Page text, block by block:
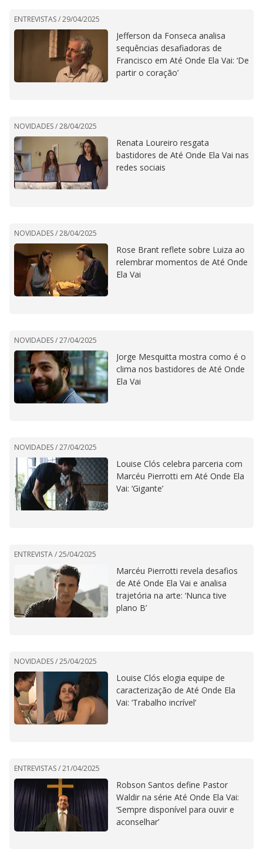
ENTREVISTAS /29/04/2025
Jefferson da Fonseca analisa
sequências desafiadoras de
Francisco em Até Onde Ela Vai: ‘De
partir o coração’
NOVIDADES /28/04/2025
Renata Loureiro resgata
bastidores de Até Onde Ela Vai nas
redes sociais
NOVIDADES /28/04/2025
Rose Brant reflete sobre Luiza ao
relembrar momentos de Até Onde
Ela Vai
NOVIDADES /27/04/2025
Jorge Mesquitta mostra como é o
clima nos bastidores de Até Onde
Ela Vai
NOVIDADES /27/04/2025
Louise Clós celebra parceria com
Marcéu Pierrotti em Até Onde Ela
Vai: ‘Gigante’
ENTREVISTA /25/04/2025
Marcéu Pierrotti revela desafios
de Até Onde Ela Vai e analisa
trajetória na arte: ‘Nunca tive
plano B’
NOVIDADES /25/04/2025
Louise Clós elogia equipe de
caracterização de Até Onde Ela
Vai: ‘Trabalho incrível’
ENTREVISTAS /21/04/2025
Robson Santos define Pastor
Waldir na série Até Onde Ela Vai:
‘Sempre disponível para ouvir e
aconselhar’